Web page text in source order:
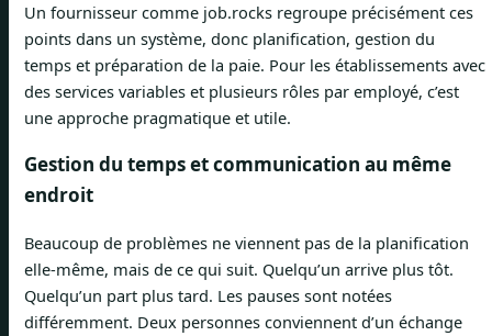
Un fournisseur comme job.rocks regroupe précisément ces
points dans un système, donc planification, gestion du
temps et préparation de la paie. Pour les établissements avec
des services variables et plusieurs rôles par employé, c’est
une approche pragmatique et utile.
Gestion du temps et communication au même
endroit
Beaucoup de problèmes ne viennent pas de la planification
elle-même, mais de ce qui suit. Quelqu’un arrive plus tôt.
Quelqu’un part plus tard. Les pauses sont notées
différemment. Deux personnes conviennent d’un échange